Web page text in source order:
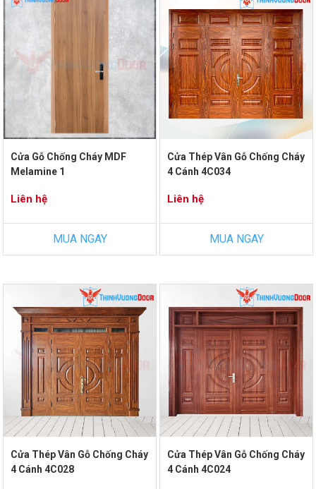
Cửa Gỗ Chống Cháy MDF
Melamine 1
Liên hệ
MUA NGAY
Cửa Thép Vân Gỗ Chống Cháy
4 Cánh 4C034
Liên hệ
MUA NGAY
Cửa Thép Vân Gỗ Chống Cháy
4 Cánh 4C028
Cửa Thép Vân Gỗ Chống Cháy
4 Cánh 4C024